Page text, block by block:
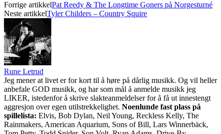
Forrige artikkelPat Reedy & The Longtime Goners på Norgesturné
Neste artikkelTyler Childers – Country Squire
Rune Letrud
Jeg mener at livet er for kort til å høre på dårlig musikk. Og vil heller
anbefale GOD musikk, og har som mål å anmelde musikk jeg
LIKER, istedenfor å skrive slakteanmeldelser for å få ut innestengt
aggresjon over egen utilstrekkelighet. Noenlunde fast plass på
spillelista: Elvis, Bob Dylan, Neil Young, Reckless Kelly, The
Rainmakers, American Aquarium, Sons of Bill, Lars Winnerbäck,